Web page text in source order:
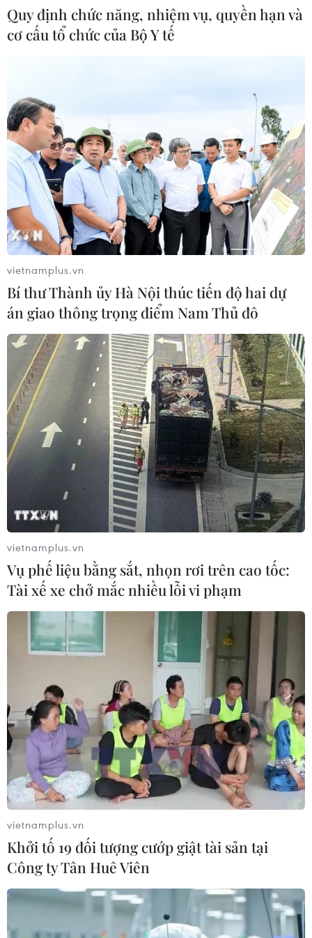
Quy định chức năng, nhiệm vụ, quyền hạn và
cơ cấu tổ chức của Bộ Y tế
vietnamplus.vn
Bí thư Thành ủy Hà Nội thúc tiến độ hai dự
án giao thông trọng điểm Nam Thủ đô
vietnamplus.vn
Vụ phế liệu bằng sắt, nhọn rơi trên cao tốc:
Tài xế xe chở mắc nhiều lỗi vi phạm
vietnamplus.vn
Khởi tố 19 đối tượng cướp giật tài sản tại
Công ty Tân Huê Viên